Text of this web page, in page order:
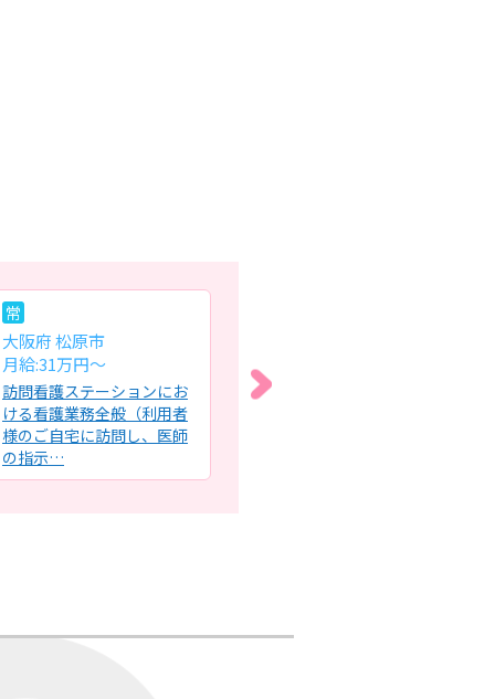
常
大阪府 松原市
月給:31万円〜
訪問看護ステーションにお
ける看護業務全般（利用者
様のご自宅に訪問し、医師
の指示…
月給:35万円～
サービス付き高齢者向け住